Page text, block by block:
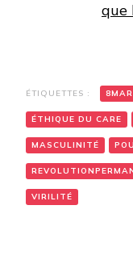
que
ÉTIQUETTES :
ÉTHIQUE DU CARE
MASCULINITÉ
VIRILITÉ